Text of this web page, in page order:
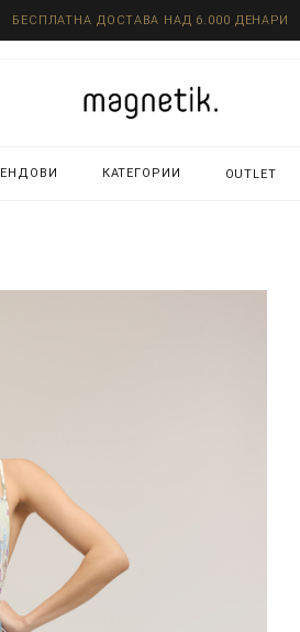
БЕСПЛАТНА ДОСТАВА НАД 6.000 ДЕНАРИ
КАТЕГОРИИ OUTLET